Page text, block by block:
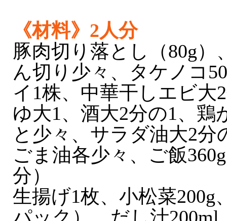
《材料》2人分
豚肉切り落とし（80g）
ん切り少々、タケノコ
イ1株、中華干しエビ大
ゆ大1、酒大2分の1、鶏
と少々、サラダ油大2分
ごま油各少々、ご飯
分）
生揚げ1枚、小松菜200g